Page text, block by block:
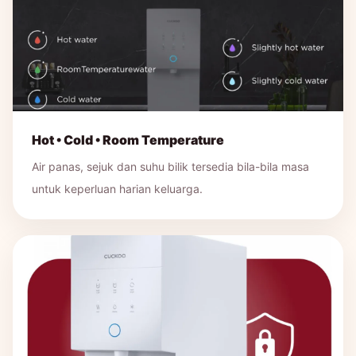
Hot • Cold • Room Temperature
Air panas, sejuk dan suhu bilik tersedia bila-bila masa
untuk keperluan harian keluarga.